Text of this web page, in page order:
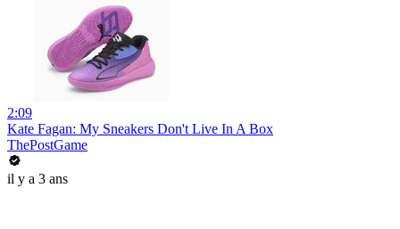
2:09
Kate Fagan: My Sneakers Don't Live In A Box
ThePostGame
il y a 3 ans